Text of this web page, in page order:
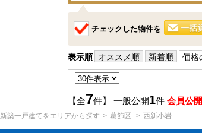
チェックした物件を
表示順 オススメ順 新着順 価格
【全7件】 一般公開1件 会員公開
新築一戸建てをエリアから探す 葛飾区 西新小岩